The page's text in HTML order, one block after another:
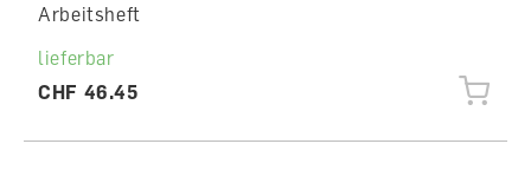
Arbeitsheft
lieferbar
CHF 46.45